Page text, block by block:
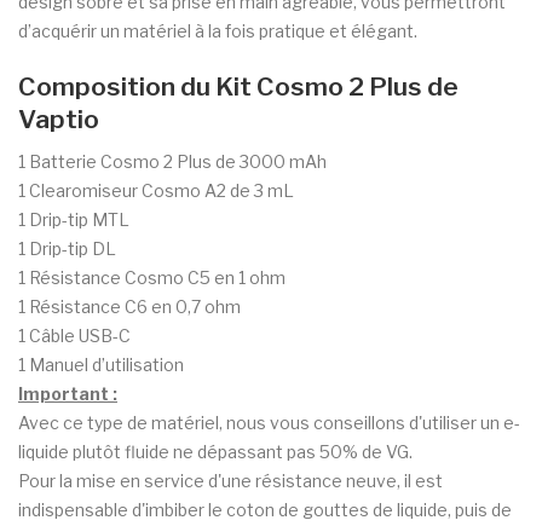
d’acquérir un matériel à la fois pratique et élégant.
Composition du Kit Cosmo 2 Plus de
Vaptio
1 Batterie Cosmo 2 Plus de 3000 mAh
1 Clearomiseur Cosmo A2 de 3 mL
1 Drip-tip MTL
1 Drip-tip DL
1 Résistance Cosmo C5 en 1 ohm
1 Résistance C6 en 0,7 ohm
1 Câble USB-C
1 Manuel d’utilisation
Important :
Avec ce type de matériel, nous vous conseillons d'utiliser un e-
liquide plutôt fluide ne dépassant pas 50% de VG.
Pour la mise en service d'une résistance neuve, il est
indispensable d'imbiber le coton de gouttes de liquide, puis de